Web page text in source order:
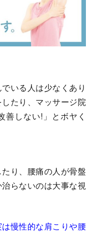
いる人は少なくあり
たり、マッサージ院
善しない!」とボヤく
り、腰痛の人が骨盤
らないのは大事な視
慢性的な肩こりや腰